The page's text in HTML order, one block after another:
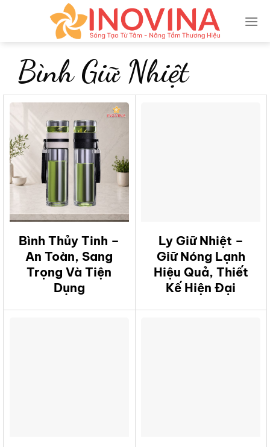
Bình Giữ Nhiệt
Bình Thủy Tinh –
An Toàn, Sang
Trọng Và Tiện
Dụng
Ly Giữ Nhiệt –
Giữ Nóng Lạnh
Hiệu Quả, Thiết
Kế Hiện Đại